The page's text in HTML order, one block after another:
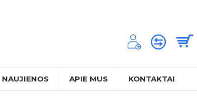
NAUJIENOS APIE MUS KONTAKTAI